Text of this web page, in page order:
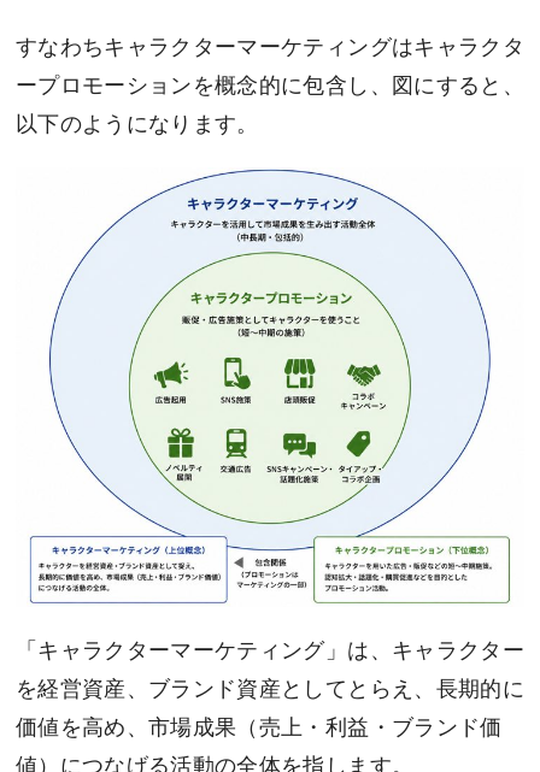
すなわちキャラクターマーケティングはキャラクタ
ープロモーションを概念的に包含し、図にすると、
以下のようになります。
「キャラクターマーケティング」は、キャラクター
を経営資産、ブランド資産としてとらえ、長期的に
価値を高め、市場成果（売上・利益・ブランド価
値）につなげる活動の全体を指します。